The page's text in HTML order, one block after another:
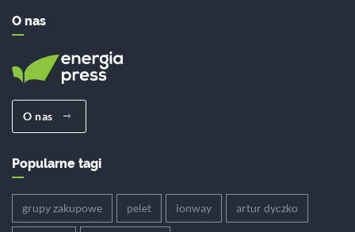
O nas
O nas
Popularne tagi
grupy zakupowe pelet ionway artur dyczko